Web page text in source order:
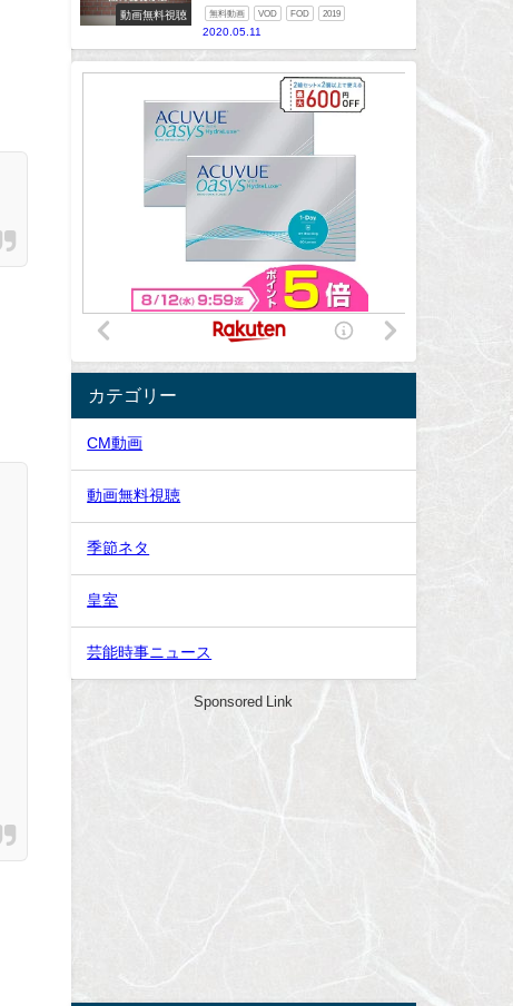
動画無料視聴 無料動画 VOD FOD 2019
2020.05.11
カテゴリー
CM動画
動画無料視聴
季節ネタ
皇室
芸能時事ニュース
Sponsored Link